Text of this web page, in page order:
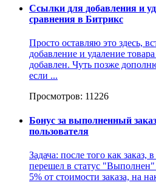
Ссылки для добавления и
сравнения в Битрикс
Просто оставляю это здесь,
добавление и удаление
добавлен. Чуть позже
если ...
Просмотров: 11226
Бонус за выполненный
пользователя
Задача: после того как заказ,
перешел в статус "Выполнен"
5% от стоимости заказа, на